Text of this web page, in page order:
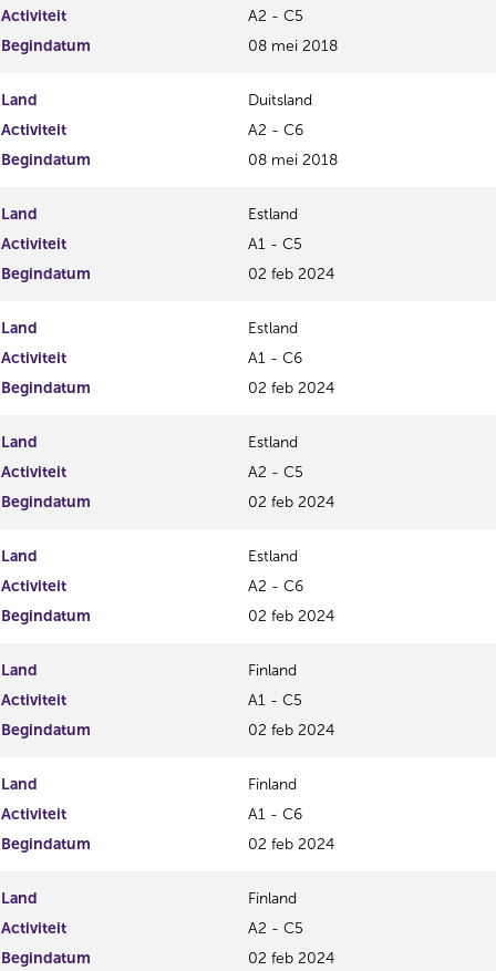
Activiteit
A2 - C5
Begindatum
08 mei 2018
Land
Duitsland
Activiteit
A2 - C6
Begindatum
08 mei 2018
Land
Estland
Activiteit
A1 - C5
Begindatum
02 feb 2024
Land
Estland
Activiteit
A1 - C6
Begindatum
02 feb 2024
Land
Estland
Activiteit
A2 - C5
Begindatum
02 feb 2024
Land
Estland
Activiteit
A2 - C6
Begindatum
02 feb 2024
Land
Finland
Activiteit
A1 - C5
Begindatum
02 feb 2024
Land
Finland
Activiteit
A1 - C6
Begindatum
02 feb 2024
Land
Finland
Activiteit
A2 - C5
Begindatum
02 feb 2024